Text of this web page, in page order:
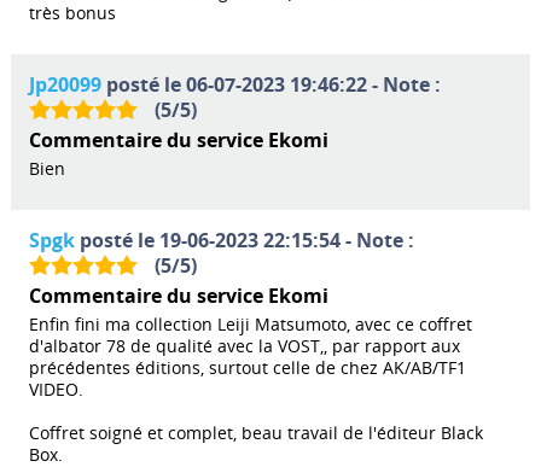
très bonus
Jp20099posté le 06-07-2023 19:46:22 - Note :
(5/5)
Commentaire du service Ekomi
Bien
Spgkposté le 19-06-2023 22:15:54 - Note :
(5/5)
Commentaire du service Ekomi
Enfin fini ma collection Leiji Matsumoto, avec ce coffret
d'albator 78 de qualité avec la VOST,, par rapport aux
précédentes éditions, surtout celle de chez AK/AB/TF1
VIDEO.
Coffret soigné et complet, beau travail de l'éditeur Black
Box.